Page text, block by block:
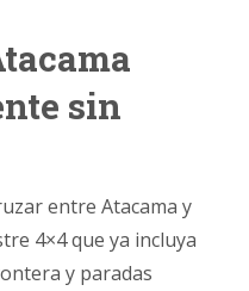
sin
entre Atacama y
4×4 que ya incluya
y paradas